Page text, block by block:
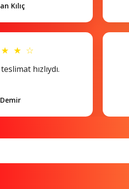
Kılıç
★ ☆
hızlıydı.